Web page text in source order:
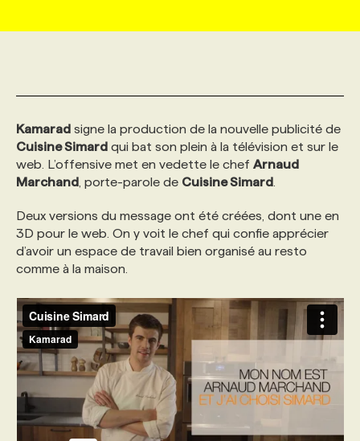
AFFAIRES DE L'INDUSTRIE
INITIATIVES NUMÉRIQUES
TENDANCES
WEB & MÉDIAS SOCIAUX
MARKETING DURABLE
ÉVÉNEMENTIEL
NOS AUTEUR‧RICES
INFOLETTRE PUBLICITÉ
ANNONCEZ AVEC NOUS
CONSULTER LA CVTHÈQUE
PROFIL ENTREPRISE
ANNONCEZ AVEC NOUS
VOIR LES OFFRES
PROFIL CANDIDAT
FAQ
ANNONCEZ AVEC NOUS
NOS FORMATIONS EN LIGNE
NOS PARCOURS DE FORMATIONS
NOS FORMATEUR‧RICES
POURQUOI CHOISIR NOS FORMATIONS
NOS TARIFS
PROGRAMMES DE SUBVENTIONS
CHASSE DE TÊTE
SERVICE DE CHASSE DE TÊTE
NOS EXPERTISES
FAQ
ANNONCEZ AVEC NOUS
Kamarad signe la production de la nouvelle publicité de
Cuisine Simard qui bat son plein à la télévision et sur le
web. L’offensive met en vedette le chef Arnaud
Marchand , porte-parole de Cuisine Simard
Deux versions du message ont été créées, dont une en
3D pour le web. On y voit le chef qui confie apprécier
d’avoir un espace de travail bien organisé au resto
comme à la maison.